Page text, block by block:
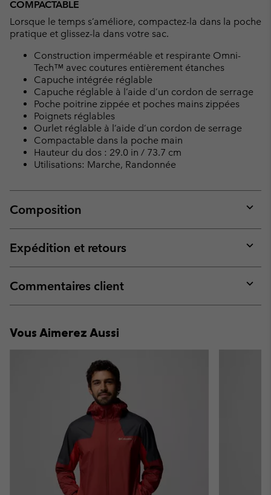
COMPACTABLE
Lorsque le temps s’améliore, compactez-la dans la poche
pratique et glissez-la dans votre sac.
Construction imperméable et respirante Omni-
Tech™ avec coutures entièrement étanches
Capuche intégrée réglable
Capuche réglable à l’aide d’un cordon de serrage
Poche poitrine zippée et poches mains zippées
Poignets réglables
Ourlet réglable à l’aide d’un cordon de serrage
Compactable dans la poche main
Hauteur du dos : 29.0 in / 73.7 cm
Utilisations: Marche, Randonnée
Composition
or
Expédition et retours
or
Commentaires client
or
Vous Aimerez Aussi